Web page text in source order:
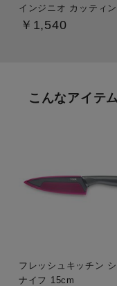
インジニオ カッティ
￥1,540
こんなアイテ
フレッシュキッチン
ナイフ 15cm